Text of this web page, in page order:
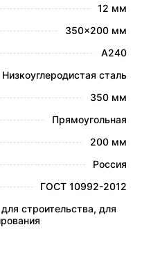
12 мм
350x200 мм
А240
Низкоуглеродистая сталь
350 мм
Прямоугольная
200 мм
Россия
ГОСТ 10992-2012
строительства, для